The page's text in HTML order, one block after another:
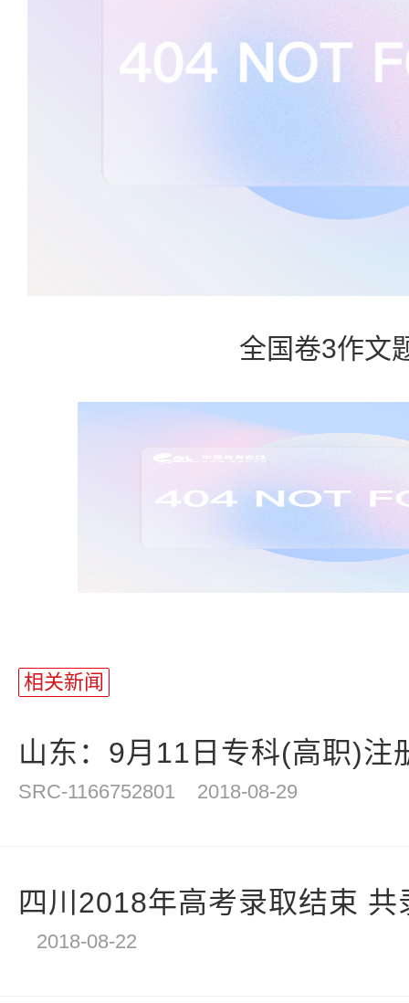
全国卷3作文
相关新闻
山东：9月11日专科(高职)注
SRC-1166752801 2018-08-29
四川2018年高考录取结束
2018-08-22